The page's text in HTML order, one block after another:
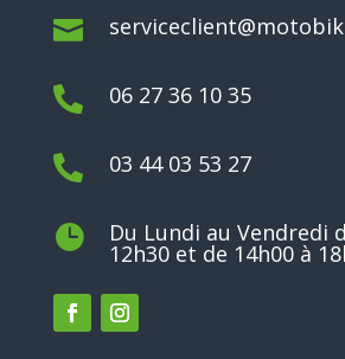

 06 27 36 10 35
 03 44 03 53 27
 Du Lundi au Vendredi
12h30 et de 14h00 à